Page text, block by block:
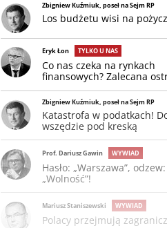
Zbigniew Kuźmiuk, poseł na Sejm RP
Los budżetu wisi na
Eryk Łon TYLKO U NAS
Co nas czeka na rynkach
finansowych? Zalecana
Zbigniew Kuźmiuk, poseł na Sejm RP
Katastrofa w podatkach!
wszędzie pod kreską
Prof. Dariusz Gawin WYWIAD
Hasło: „Warszawa”, odzew:
„Wolność”!
Mariusz Staniszewski WYWIAD
Polacy przejmują